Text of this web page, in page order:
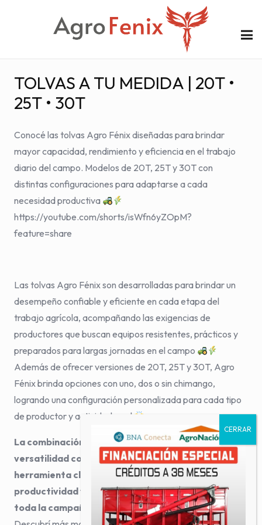
TOLVAS A TU MEDIDA | 20T •
25T • 30T
Conocé las tolvas Agro Fénix diseñadas para brindar
mayor capacidad, rendimiento y eficiencia en el trabajo
diario del campo. Modelos de 20T, 25T y 30T con
distintas configuraciones para adaptarse a cada
necesidad productiva
https://youtube.com/shorts/isWfn6yZOpM?
feature=share
Las tolvas Agro Fénix son desarrolladas para brindar un
desempeño confiable y eficiente en cada etapa del
trabajo agrícola, acompañando las exigencias de
productores que buscan equipos resistentes, prácticos y
preparados para largas jornadas en el campo
Además de ofrecer versiones de 20T, 25T y 30T, Agro
Fénix brinda opciones con uno, dos o sin chimango,
logrando una configuración personalizada para cada tipo
de productor y actividad rural
La combinación entre capacidad, resistencia y
versatilidad convierte a estas tolvas en una
herramienta clave para mejorar tiempos,
productividad y continuidad de trabajo durante
toda la campaña